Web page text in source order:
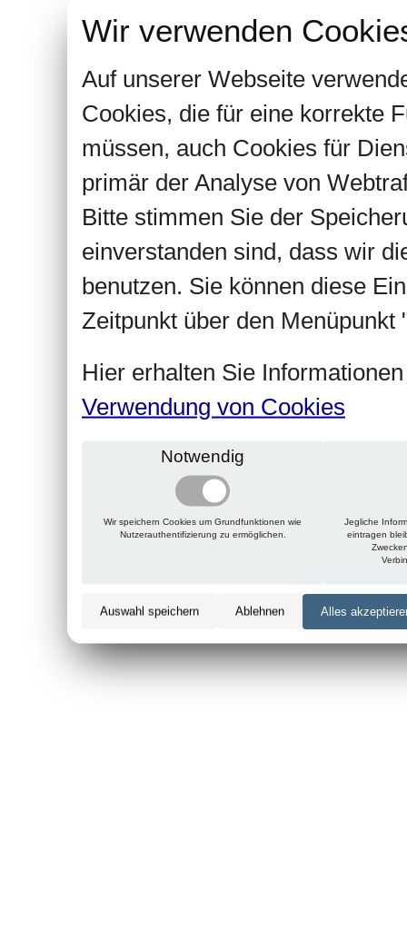
Wir verwenden
Auf unserer Webseite
Cookies, die für eine korrekte
müssen, auch Cookies für
primär der Analyse von
Bitte stimmen Sie der
einverstanden sind, dass wir
benutzen. Sie können diese
Zeitpunkt über den Menüpunkt
Hier erhalten Sie
Verwendung von Cookies
Notwendig
Wir speichern Cookies um Grundfunktionen wie
Nutzerauthentifizierung zu ermöglichen.
Jegliche
eintragen
Auswahl speichern Ablehnen Alles